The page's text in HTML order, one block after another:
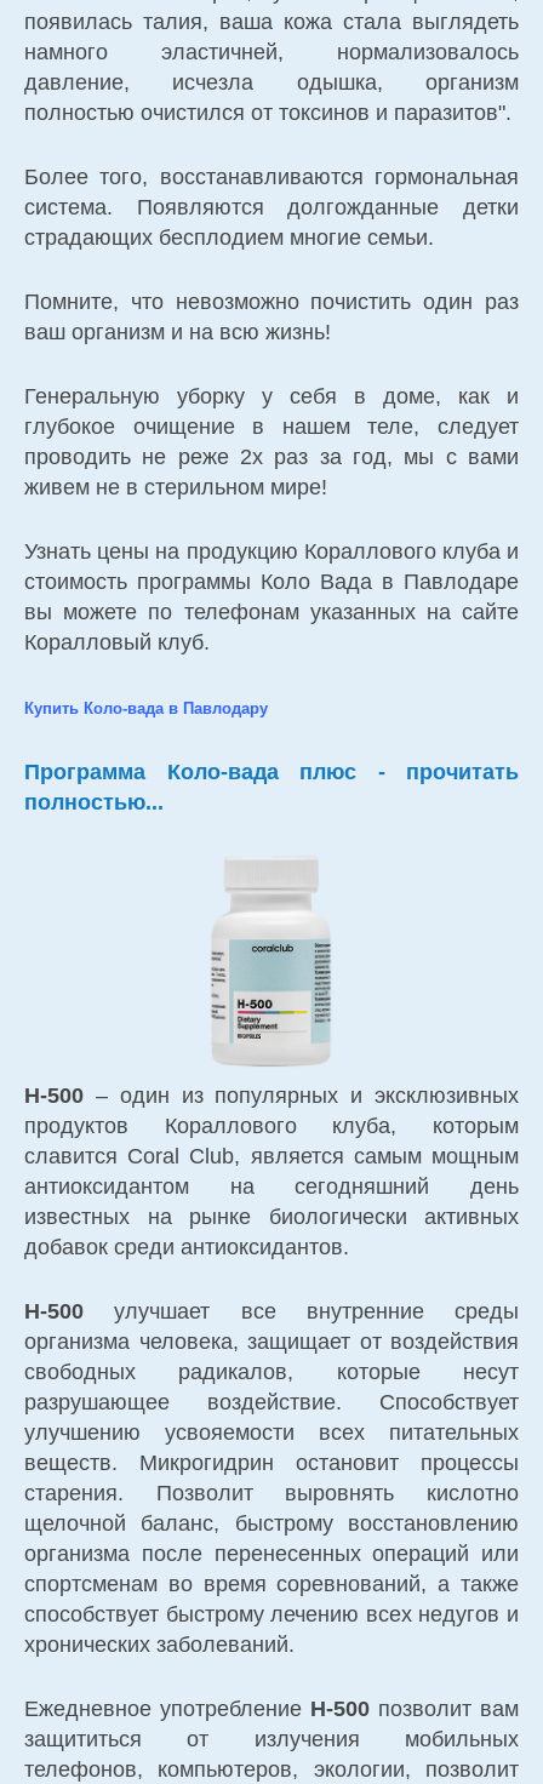
появилась талия, ваша кожа стала выглядеть
намного эластичней, нормализовалось
давление, исчезла одышка, организм
полностью очистился от токсинов и паразитов".
Более того, восстанавливаются гормональная
система. Появляются долгожданные детки
страдающих бесплодием многие семьи.
Помните, что невозможно почистить один раз
ваш организм и на всю жизнь!
Генеральную уборку у себя в доме, как и
глубокое очищение в нашем теле, следует
проводить не реже 2х раз за год, мы с вами
живем не в стерильном мире!
Узнать цены на продукцию Кораллового клуба и
стоимость программы Коло Вада в Павлодаре
вы можете по телефонам указанных на сайте
Коралловый клуб.
Купить Коло-вада в Павлодару
Программа Коло-вада плюс - прочитать
полностью...
H-500 – один из популярных и эксклюзивных
продуктов Кораллового клуба, которым
славится Coral Club, является самым мощным
антиоксидантом на сегодняшний день
известных на рынке биологически активных
добавок среди антиоксидантов.
H-500 улучшает все внутренние среды
организма человека, защищает от воздействия
свободных радикалов, которые несут
разрушающее воздействие. Способствует
улучшению усвояемости всех питательных
веществ. Микрогидрин остановит процессы
старения. Позволит выровнять кислотно
щелочной баланс, быстрому восстановлению
организма после перенесенных операций или
спортсменам во время соревнований, а также
способствует быстрому лечению всех недугов и
хронических заболеваний.
Ежедневное употребление H-500 позволит вам
защититься от излучения мобильных
телефонов, компьютеров, экологии, позволит